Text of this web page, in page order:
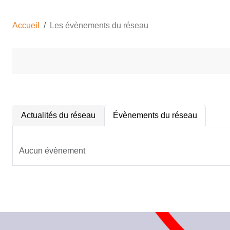
Accueil Les évènements du réseau
Actualités du réseau Évènements du réseau
Aucun évènement